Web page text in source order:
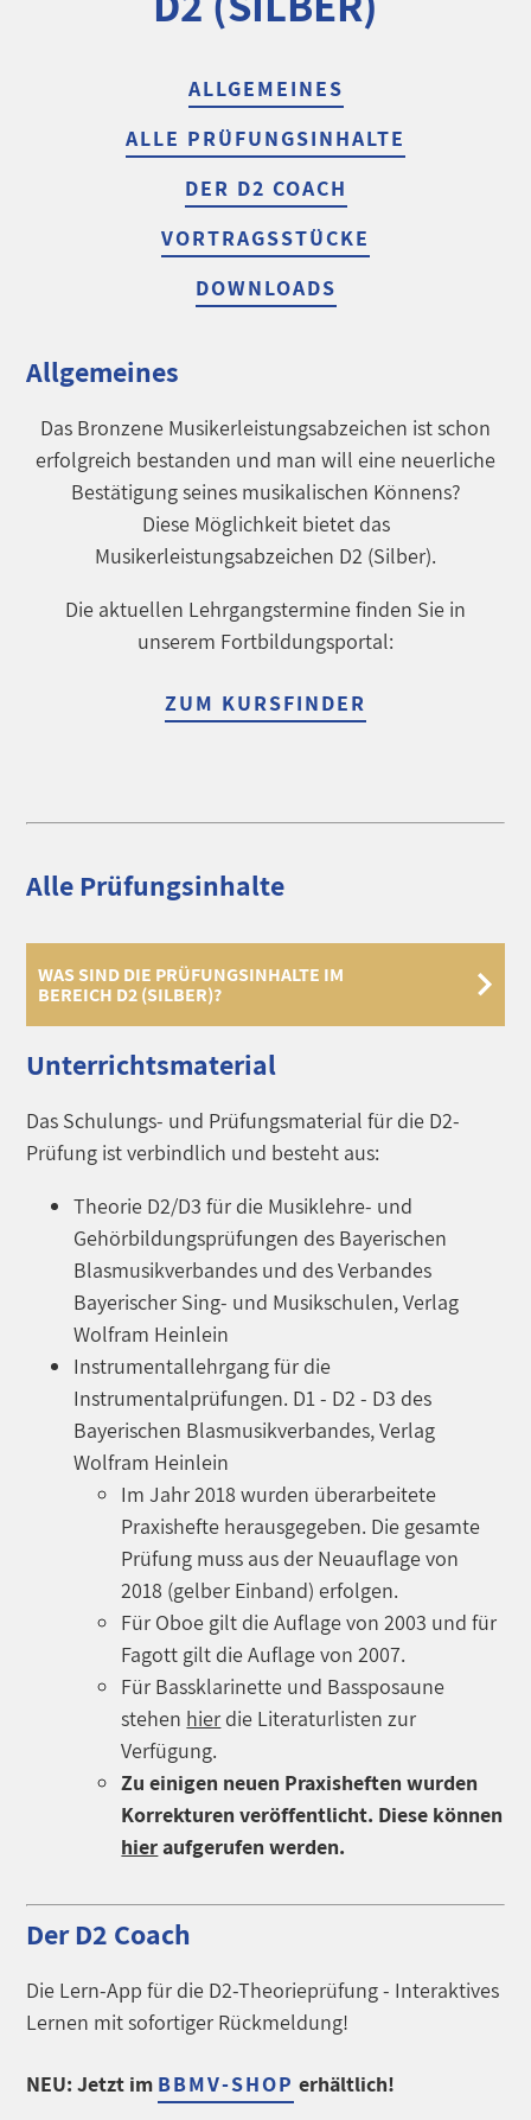
ALLGEMEINES
ALLE PRÜFUNGSINHALTE
DER D2 COACH
VORTRAGSSTÜCKE
DOWNLOADS
Allgemeines
Das Bronzene Musikerleistungsabzeichen ist schon
erfolgreich bestanden und man will eine neuerliche
Bestätigung seines musikalischen Könnens?
Diese Möglichkeit bietet das
Musikerleistungsabzeichen D2 (Silber).
Die aktuellen Lehrgangstermine finden Sie in
unserem Fortbildungsportal:
ZUM KURSFINDER
Alle Prüfungsinhalte
WAS SIND DIE PRÜFUNGSINHALTE IM
BEREICH D2 (SILBER)?
Unterrichtsmaterial
Das Schulungs- und Prüfungsmaterial für die D2-
Prüfung ist verbindlich und besteht aus:
Theorie D2/D3 für die Musiklehre- und
Gehörbildungsprüfungen des Bayerischen
Blasmusikverbandes und des Verbandes
Bayerischer Sing- und Musikschulen, Verlag
Wolfram Heinlein
Instrumentallehrgang für die
Instrumentalprüfungen. D1 - D2 - D3 des
Bayerischen Blasmusikverbandes, Verlag
Wolfram Heinlein
Im Jahr 2018 wurden überarbeitete
Praxishefte herausgegeben. Die gesamte
Prüfung muss aus der Neuauflage von
2018 (gelber Einband) erfolgen.
Für Oboe gilt die Auflage von 2003 und für
Fagott gilt die Auflage von 2007.
Für Bassklarinette und Bassposaune
stehen hier die Literaturlisten zur
Verfügung.
Zu einigen neuen Praxisheften wurden
Korrekturen veröffentlicht. Diese können
hieraufgerufen werden.
Der D2 Coach
Die Lern-App für die D2-Theorieprüfung - Interaktives
Lernen mit sofortiger Rückmeldung!
NEU: Jetzt im BBMV-SHOP erhältlich!